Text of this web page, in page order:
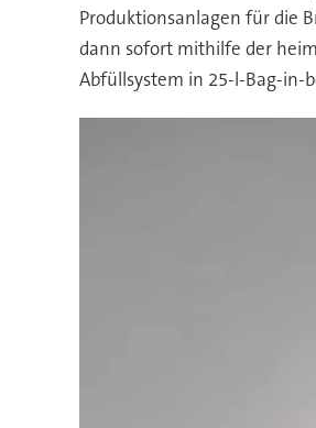
Produktionsanlagen für die
dann sofort mithilfe der
Abfüllsystem in 25-l-Bag-in-